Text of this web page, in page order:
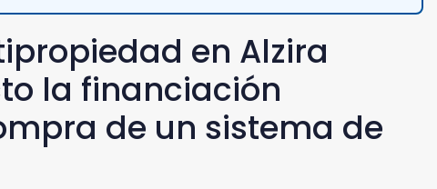
en Alzira
la financiación
de un sistema de